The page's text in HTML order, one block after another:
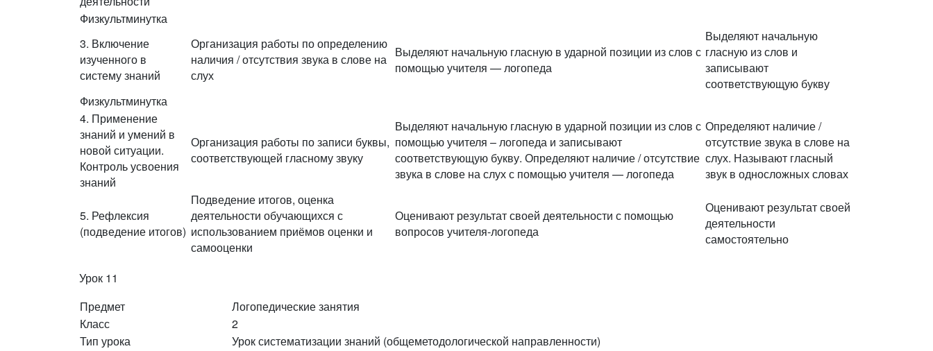
Физкультминутка
3. Включение
изученного в
систему знаний
Организация работы по определению
наличия / отсутствия звука в слове на
слух
Выделяют начальную гласную в ударной позиции из слов с
помощью учителя — логопеда
Выделяют начальную
гласную из слов и
записывают
соответствующую букву
Физкультминутка
4. Применение
знаний и умений в
новой ситуации.
Контроль усвоения
знаний
Организация работы по записи буквы,
соответствующей гласному звуку
Выделяют начальную гласную в ударной позиции из слов с
помощью учителя – логопеда и записывают
соответствующую букву. Определяют наличие / отсутствие
звука в слове на слух с помощью учителя — логопеда
Определяют наличие /
отсутствие звука в слове на
слух. Называют гласный
звук в односложных словах
5. Рефлексия
(подведение итогов)
Подведение итогов, оценка
деятельности обучающихся с
использованием приёмов оценки и
самооценки
Оценивают результат своей деятельности с помощью
вопросов учителя-логопеда
Оценивают результат своей
деятельности
самостоятельно
Урок 11
Предмет
Логопедические занятия
Класс
2
Тип урока
Урок систематизации знаний (общеметодологической направленности)